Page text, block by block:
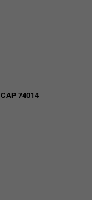
CAP 74014